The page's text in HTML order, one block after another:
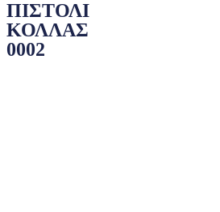
ΠΙΣΤΟΛΙ
ΚΟΛΛΑΣ
0002